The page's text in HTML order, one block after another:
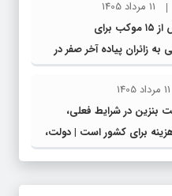
و پرورش خراسان رضوی
11 مرداد 1405
آمادگی بیش از ۱۵ موکب برای
زائران پیاده آخر صفر در
11 مرداد 1405
بنزین در شرایط فعلی،
برای کشور است | دولت،
و عوامل اصلی ناترازی را